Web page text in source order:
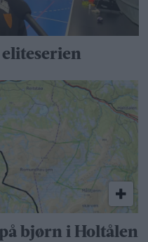
bjørn i Holtålen